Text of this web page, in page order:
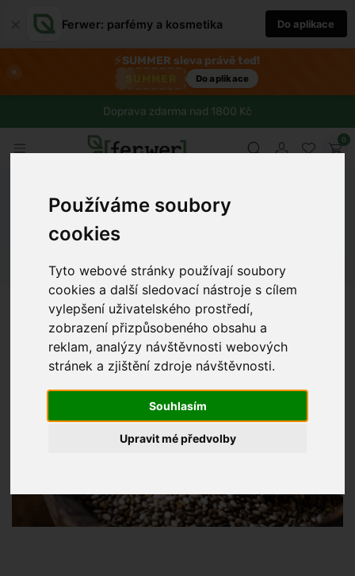
Používáme soubory
cookies
Tyto webové stránky používají soubory
cookies a další sledovací nástroje s cílem
vylepšení uživatelského prostředí,
zobrazení přizpůsobeného obsahu a
reklam, analýzy návštěvnosti webových
stránek a zjištění zdroje návštěvnosti.
Souhlasím
Upravit mé předvolby
Ferwer: parfémy a kosmetika Do aplikace
×
⚡SUMMER sleva právě teď!
Do aplikace
Doprava zdarma nad 1800 Kč
0
Účinky konopných semínek na tělo i
duševní zdraví
Pánské parfémy
Petr Novák 5 min 9.1.2025